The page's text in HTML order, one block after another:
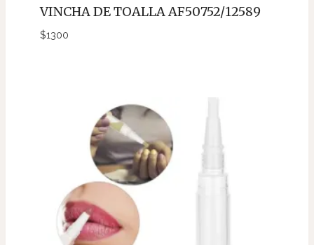
VINCHA DE TOALLA AF50752/12589
$1300